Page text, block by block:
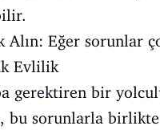
Alın: Eğer sorunlar
Evlilik
gerektiren bir
bu sorunlarla